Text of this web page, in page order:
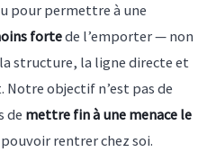
pour permettre à une
fortede l’emporter — non
structure, la ligne directe et
Notre objectif n’est pas de
de mettre fin à une menace le
rentrer chez soi.